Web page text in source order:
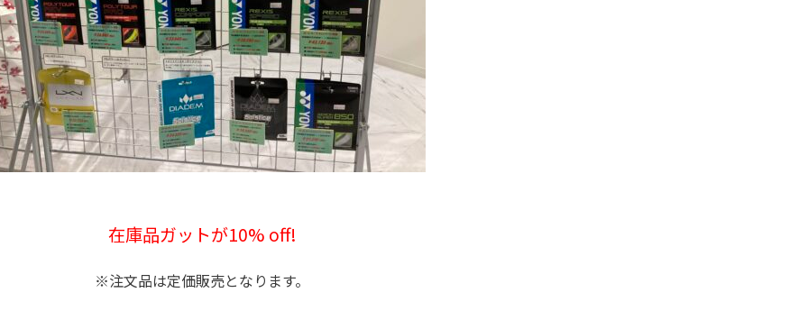
在庫品ガットが10% off!
※注文品は定価販売となります。